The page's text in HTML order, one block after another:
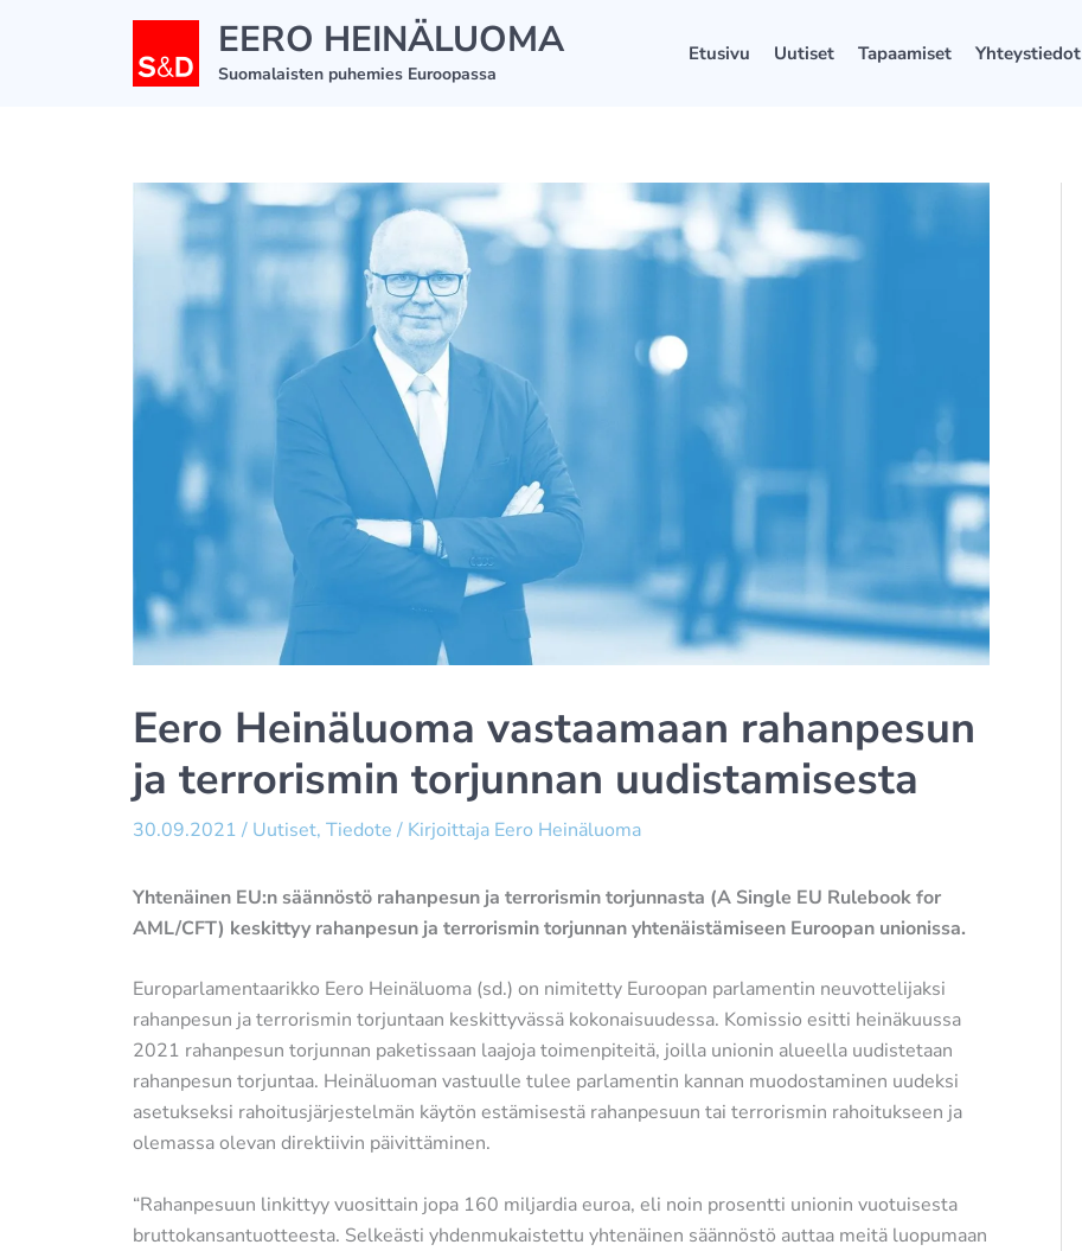
EERO HEINÄLUOMA
Suomalaisten puhemies Euroopassa
Etusivu Uutiset Tapaamiset Yhteystiedot
Eero Heinäluoma vastaamaan rahanpesun
ja terrorismin torjunnan uudistamisesta
30.09.2021 / Uutiset, Tiedote / Kirjoittaja Eero Heinäluoma
Yhtenäinen EU:n säännöstö rahanpesun ja terrorismin torjunnasta (A Single EU Rulebook for
AML/CFT) keskittyy rahanpesun ja terrorismin torjunnan yhtenäistämiseen Euroopan unionissa.
Europarlamentaarikko Eero Heinäluoma (sd.) on nimitetty Euroopan parlamentin neuvottelijaksi
rahanpesun ja terrorismin torjuntaan keskittyvässä kokonaisuudessa. Komissio esitti heinäkuussa
2021 rahanpesun torjunnan paketissaan laajoja toimenpiteitä, joilla unionin alueella uudistetaan
rahanpesun torjuntaa. Heinäluoman vastuulle tulee parlamentin kannan muodostaminen uudeksi
asetukseksi rahoitusjärjestelmän käytön estämisestä rahanpesuun tai terrorismin rahoitukseen ja
olemassa olevan direktiivin päivittäminen.
“Rahanpesuun linkittyy vuosittain jopa 160 miljardia euroa, eli noin prosentti unionin vuotuisesta
bruttokansantuotteesta. Selkeästi yhdenmukaistettu yhtenäinen säännöstö auttaa meitä luopumaan